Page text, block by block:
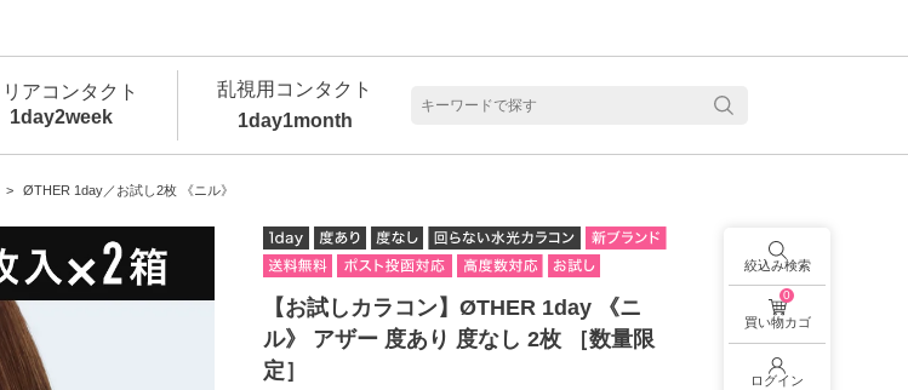
ØTHER 1day／お試し2枚 《ニル》
【お試しカラコン】ØTHER 1day 《ニ
ル》 アザー 度あり 度なし 2枚 ［数量限
定］
リアコンタクト
1day2week
乱視用コンタクト
1day1month
絞込み検索
0
買い物カゴ
ログイン
新商品